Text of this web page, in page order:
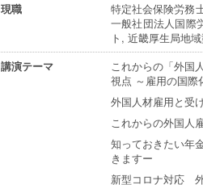
現職
特定社会保険労務
一般社団法人国
ト, 近畿厚生局地
講演テーマ
これからの「外国
視点 ～雇用の国際
外国人材雇用と受
これからの外国人
知っておきたい年
きますー
新型コロナ対応